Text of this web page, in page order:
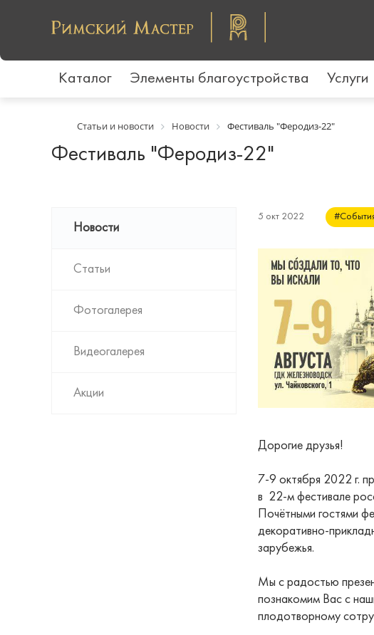
Каталог Элементы благоустройства Услуги
Статьи и новости Новости Фестиваль "Феродиз-22"
Фестиваль "Феродиз-22"
Новости
Статьи
Фотогалерея
Видеогалерея
Акции
5 окт 2022
Дорогие друзья!
7-9 октября 2022 г.
в 22-м фестивале
Почётными гостями
декоративно-
зарубежья.
Мы с радостью
познакомим Вас с
плодотворному